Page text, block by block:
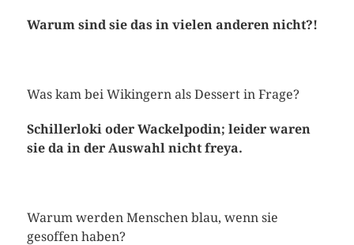
Warum sind sie das in vielen anderen nicht?!
Was kam bei Wikingern als Dessert in Frage?
Schillerloki oder Wackelpodin; leider waren
sie da in der Auswahl nicht freya.
Warum werden Menschen blau, wenn sie
gesoffen haben?